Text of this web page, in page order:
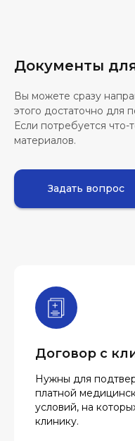
Документы
Вы можете сразу
этого достаточно для
Если потребуется
материалов.
Задать вопрос
Договор с
Нужны для
платной
условий, на
клинику.